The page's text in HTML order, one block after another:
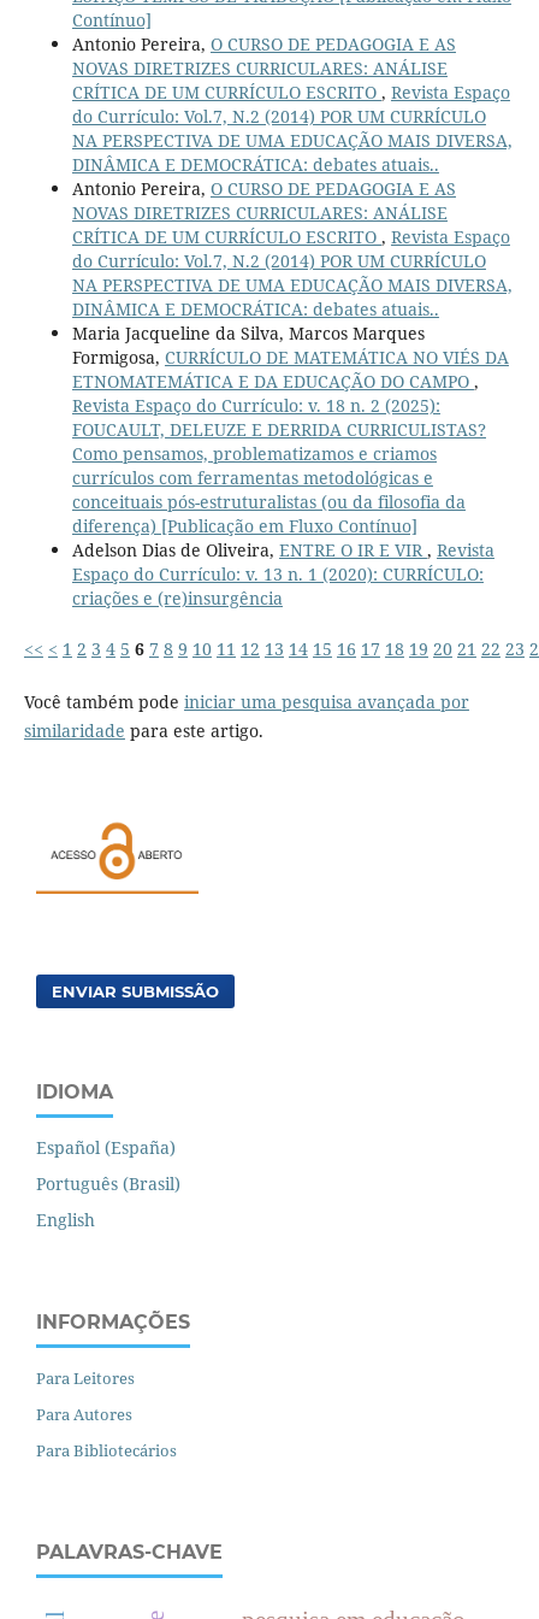
Contínuo]
Antonio Pereira, O CURSO DE PEDAGOGIA E AS
NOVAS DIRETRIZES CURRICULARES: ANÁLISE
CRÍTICA DE UM CURRÍCULO ESCRITO , Revista Espaço
do Currículo: Vol.7, N.2 (2014) POR UM CURRÍCULO
NA PERSPECTIVA DE UMA EDUCAÇÃO MAIS DIVERSA,
DINÂMICA E DEMOCRÁTICA: debates atuais..
Antonio Pereira, O CURSO DE PEDAGOGIA E AS
NOVAS DIRETRIZES CURRICULARES: ANÁLISE
CRÍTICA DE UM CURRÍCULO ESCRITO , Revista Espaço
do Currículo: Vol.7, N.2 (2014) POR UM CURRÍCULO
NA PERSPECTIVA DE UMA EDUCAÇÃO MAIS DIVERSA,
DINÂMICA E DEMOCRÁTICA: debates atuais..
Maria Jacqueline da Silva, Marcos Marques
Formigosa, CURRÍCULO DE MATEMÁTICA NO VIÉS DA
ETNOMATEMÁTICA E DA EDUCAÇÃO DO CAMPO ,
Revista Espaço do Currículo: v. 18 n. 2 (2025):
FOUCAULT, DELEUZE E DERRIDA CURRICULISTAS?
Como pensamos, problematizamos e criamos
currículos com ferramentas metodológicas e
conceituais pós-estruturalistas (ou da filosofia da
diferença) [Publicação em Fluxo Contínuo]
Adelson Dias de Oliveira, ENTRE O IR E VIR, Revista
Espaço do Currículo: v. 13 n. 1 (2020): CURRÍCULO:
criações e (re)insurgência
<< < 1 2 3 4 5 6 7 8 9 10 11 12 13 14 15 16 17 18 19 20 21 22 23
Você também pode iniciar uma pesquisa avançada por
similaridade para este artigo.
ENVIAR SUBMISSÃO
IDIOMA
Español (España)
Português (Brasil)
English
INFORMAÇÕES
Para Leitores
Para Autores
Para Bibliotecários
PALAVRAS-CHAVE